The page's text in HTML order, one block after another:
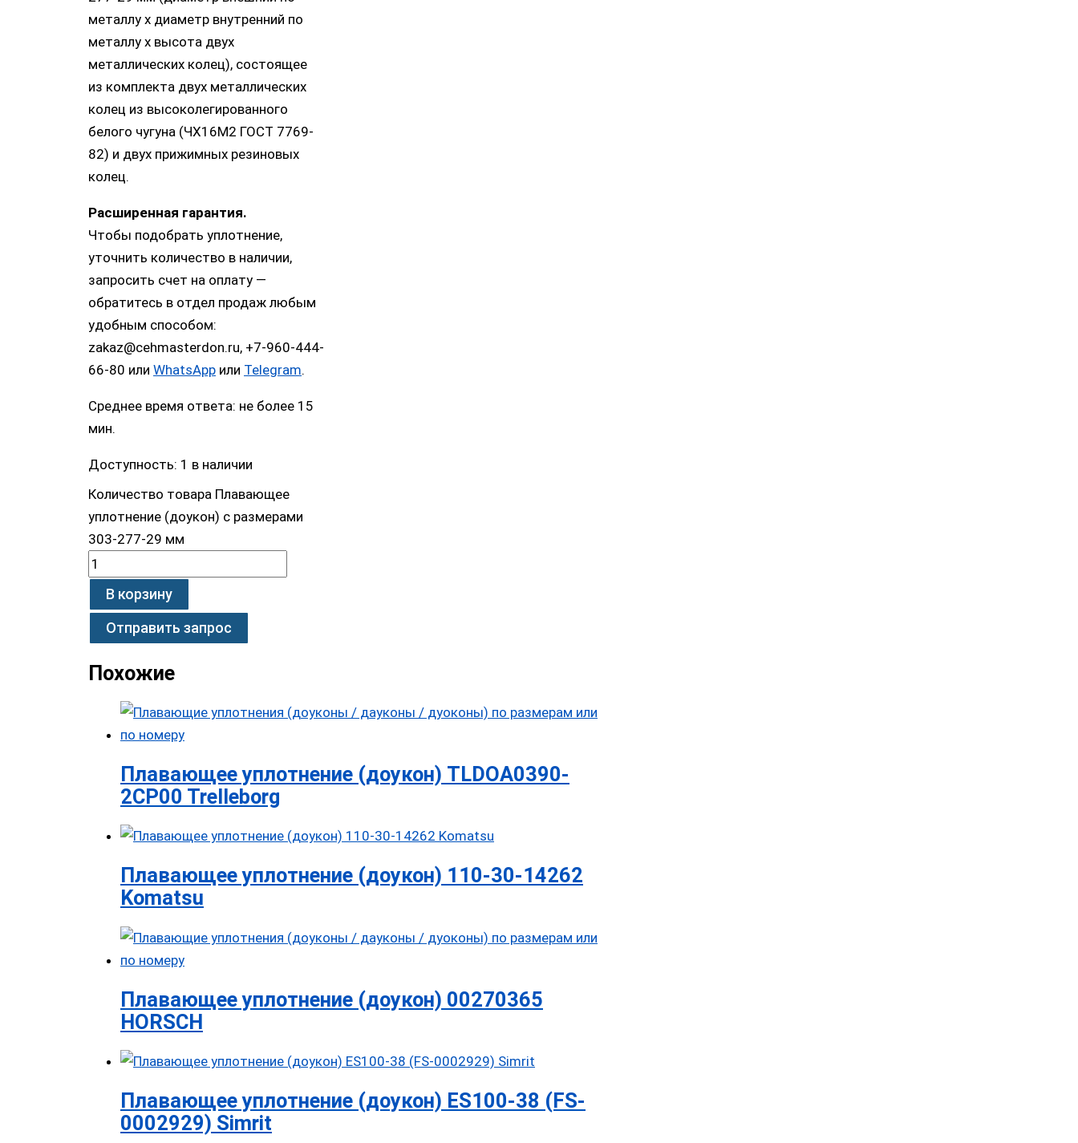
металлу х диаметр внутренний по
металлу х высота двух
металлических колец), состоящее
из комплекта двух металлических
колец из высоколегированного
белого чугуна (ЧХ16М2 ГОСТ 7769-
82) и двух прижимных резиновых
колец.
Расширенная гарантия.
Чтобы подобрать уплотнение,
уточнить количество в наличии,
запросить счет на оплату —
обратитесь в отдел продаж любым
удобным способом:
zakaz@cehmasterdon.ru, +7-960-444-
66-80 или WhatsApp или Telegram.
Среднее время ответа: не более 15
мин.
Доступность: 1 в наличии
Количество товара Плавающее
уплотнение (доукон) с размерами
303-277-29 мм
В корзину
Отправить запрос
Похожие
Плавающее уплотнение (доукон) TLDOA0390-
2CP00 Trelleborg
Плавающее уплотнение (доукон) 110-30-14262
Komatsu
Плавающее уплотнение (доукон) 00270365
HORSCH
Плавающее уплотнение (доукон) ES100-38 (FS-
0002929) Simrit